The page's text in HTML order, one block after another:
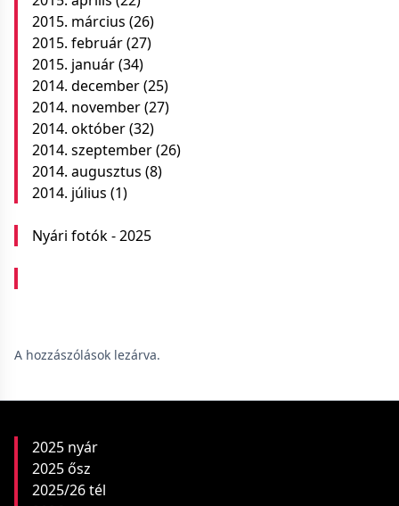
2015. március (26)
2015. február(27)
2015. január(34)
2014. december(25)
2014. november(27)
2014. október(32)
2014. szeptember(26)
2014. augusztus (8)
2014. július (1)
Nyári fotók - 2025
A hozzászólások lezárva.
2025 nyár
2025 ősz
2025/26 tél